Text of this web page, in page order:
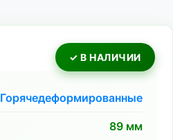
✓ В НАЛИЧИИ
Горячедеформированные
89мм